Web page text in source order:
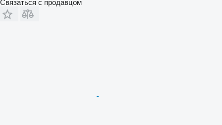
Связаться с продавцом